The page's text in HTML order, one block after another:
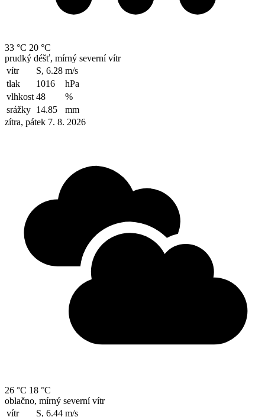
33 °C 20 °C
prudký déšť, mírný severní vítr
vítr
S, 6.28 m/s
tlak
1016
hPa
vlhkost 48
%
srážky 14.85
mm
zítra, pátek 7. 8. 2026
26 °C 18 °C
oblačno, mírný severní vítr
vítr
S, 6.44 m/s